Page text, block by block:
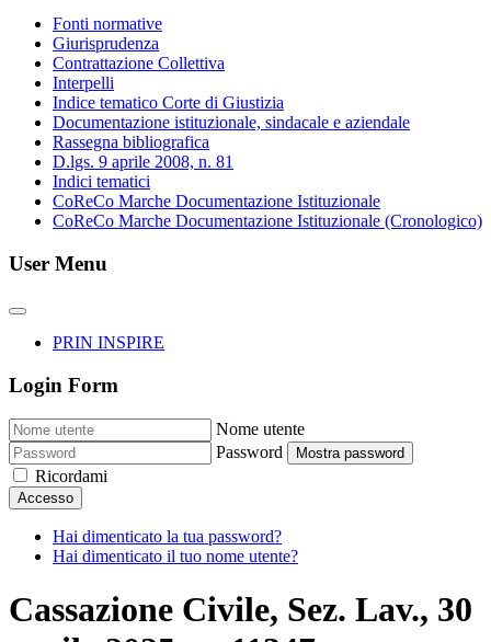
Fonti normative
Giurisprudenza
Contrattazione Collettiva
Interpelli
Indice tematico Corte di Giustizia
Documentazione istituzionale, sindacale e aziendale
Rassegna bibliografica
D.lgs. 9 aprile 2008, n. 81
Indici tematici
CoReCo Marche Documentazione Istituzionale
CoReCo Marche Documentazione Istituzionale (Cronologico)
User Menu
PRIN INSPIRE
Login Form
Nome utente
Password
Mostra password
Ricordami
Accesso
Hai dimenticato la tua password?
Hai dimenticato il tuo nome utente?
Cassazione Civile, Sez. Lav., 30